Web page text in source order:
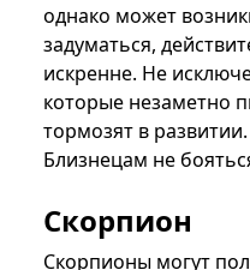
однако может
задуматься,
искренне. Не
которые незаметно
тормозят в
Близнецам не
Скорпион
Скорпионы могут